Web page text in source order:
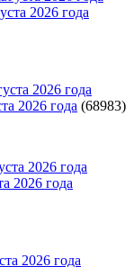
2026 года
2026 года (68983)
2026 года